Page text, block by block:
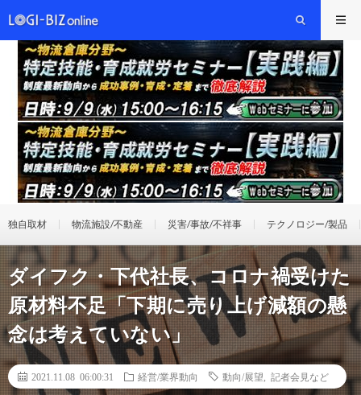
独自取材 物流施設/不動産 災害/事故/不祥事 テクノロジー/製品
ダイフク・下代社長、コロナ禍受けた
原材料不足「下期に売り上げ減額の懸
念は考えていない」
2021.11.08 06:00:31 経営/業界動向 動向/展望 記者会見など